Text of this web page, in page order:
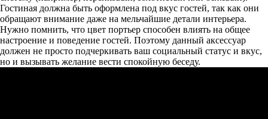
Гостиная должна быть оформлена под вкус гостей, так как они
обращают внимание даже на мельчайшие детали интерьера.
Нужно помнить, что цвет портьер способен влиять на общее
настроение и поведение гостей. Поэтому данный аксессуар
должен не просто подчеркивать ваш социальный статус и вкус,
но и вызывать желание вести спокойную беседу.